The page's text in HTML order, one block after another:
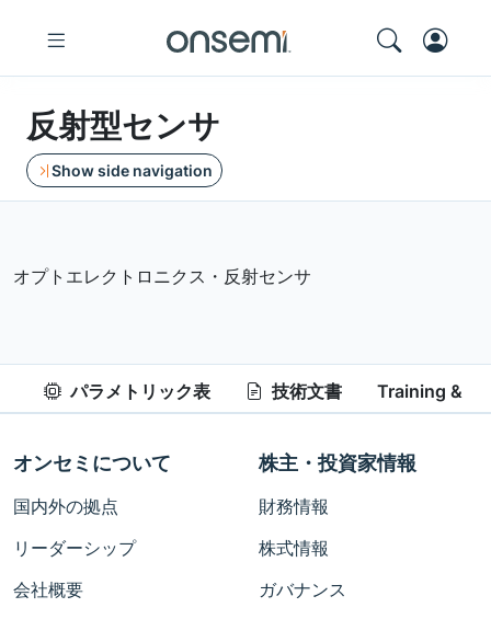
反射型センサ
Show side navigation
オプトエレクトロニクス・反射センサ
パラメトリック表 技術文書 Training &
オンセミについて
国内外の拠点
リーダーシップ
会社概要
株主・投資家情報
財務情報
株式情報
ガバナンス